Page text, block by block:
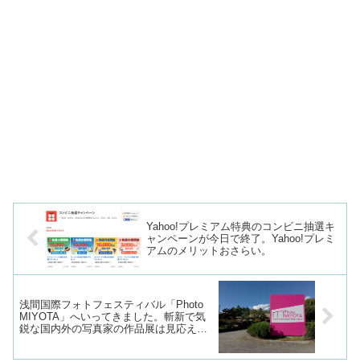
Yahoo!プレミアム特典のコンビニ抽選キ
ャンペーンが今日で終了。Yahoo!プレミ
アムのメリットおさらい。
浅間国際フォトフェスティバル「Photo
MIYOTA」へいってきました。斬新で気
鋭な国内外の写真家の作品展は見応えあ